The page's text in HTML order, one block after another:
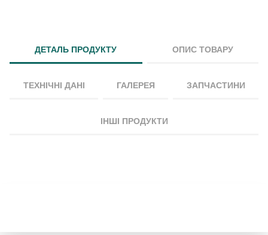
ДЕТАЛЬ ПРОДУКТУ ОПИС ТОВАРУ
ТЕХНІЧНІ ДАНІ ГАЛЕРЕЯ ЗАПЧАСТИНИ
ІНШІ ПРОДУКТИ